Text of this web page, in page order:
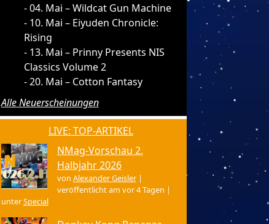
04. Mai – Wildcat Gun Machine
10. Mai – Eiyuden Chronicle:
Rising
13. Mai – Prinny Presents NIS
Classics Volume 2
20. Mai – Cotton Fantasy
Alle Neuerscheinungen
LIVE: TOP-ARTIKEL
NMag-Vorschau 2.
Halbjahr 2026
von Alexander Geisler|
veröffentlicht am vor 4 Tagen |
unterSpecial